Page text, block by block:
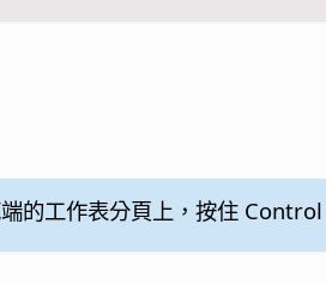
的工作表分頁上， 按住 Control